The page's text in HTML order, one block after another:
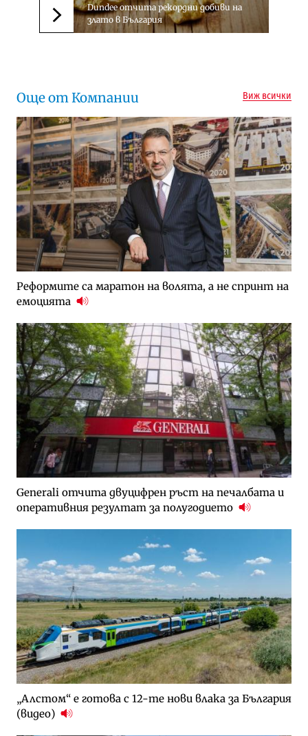
Следваща новина
Dundee отчита рекордни добиви на
злато в България
Още от Компании Виж всички
Реформите са маратон на волята, а не спринт на
емоцията
Generali отчита двуцифрен ръст на печалбата и
оперативния резултат за полугодието
„Алстом“ е готова с 12-те нови влака за България
(видео)